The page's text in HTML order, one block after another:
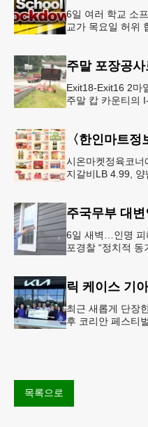
6일 여러 학교 소
교가 목요일 허위
Exit18-Exit16 2마
주말 캅 카운티의
시온마켓정육코너
지갈비LB 4.99,
주국무부 대
6일 새벽…인명 피
포경찰 “정치적
최근 새롭게 단장
후 코리안 페스티
목록으로